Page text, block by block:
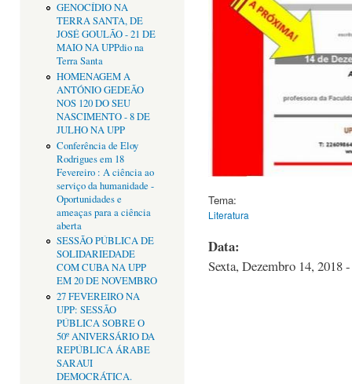
GENOCÍDIO NA
TERRA SANTA, DE
JOSÉ GOULÃO - 21 DE
MAIO NA UPPdio na
Terra Santa
HOMENAGEM A
ANTÓNIO GEDEÃO
NOS 120 DO SEU
NASCIMENTO - 8 DE
JULHO NA UPP
Conferência de Eloy
Rodrigues em 18
Fevereiro : A ciência ao
serviço da humanidade -
Oportunidades e
ameaças para a ciência
aberta
SESSÃO PÚBLICA DE
SOLIDARIEDADE
COM CUBA NA UPP
EM 20 DE NOVEMBRO
27 FEVEREIRO NA
UPP: SESSÃO
PÚBLICA SOBRE O
50º ANIVERSÁRIO DA
REPÚBLICA ÁRABE
SARAUI
DEMOCRÁTICA.
Tema:
Literatura
Data:
Sexta, Dezembro 14, 2018